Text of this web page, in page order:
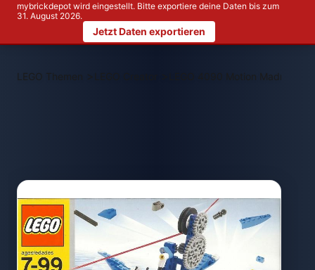
mybrickdepot wird eingestellt. Bitte exportiere deine Daten bis zum
31. August 2026.
Jetzt Daten exportieren
LEGO Themen > LEGO 4090 Motion Madness